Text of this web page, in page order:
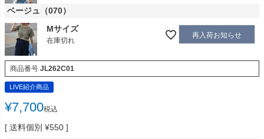
ベージュ（070）
Mサイズ
在庫切れ
再入荷お知らせ
商品番号 JL262C01
LIVE紹介商品
¥7,700税込
送料個別 ¥550